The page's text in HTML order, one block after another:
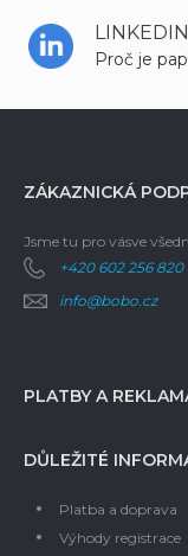
LINKEDIN
Proč je
ZÁKAZNICKÁ
Jsme tu pro vásve
+420 602 256 820
info@bobo.cz
PLATBY A
DŮLEŽITÉ
Platba a doprava
Výhody registrace